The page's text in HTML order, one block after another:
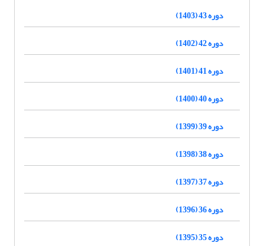
دوره 43 (1403)
دوره 42 (1402)
دوره 41 (1401)
دوره 40 (1400)
دوره 39 (1399)
دوره 38 (1398)
دوره 37 (1397)
دوره 36 (1396)
دوره 35 (1395)